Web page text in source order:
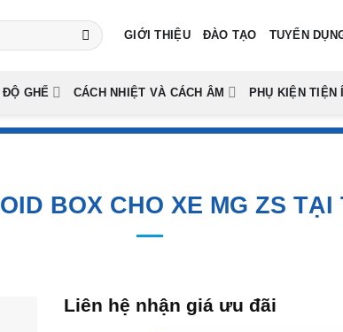
GIỚI THIỆU ĐÀO TẠO TUYỂN
ĐỘ GHẾ CÁCH NHIỆT VÀ CÁCH ÂM PHỤ KIỆN TIỆN
BOX CHO XE MG ZS TẠI
Liên hệ nhận giá ưu đãi